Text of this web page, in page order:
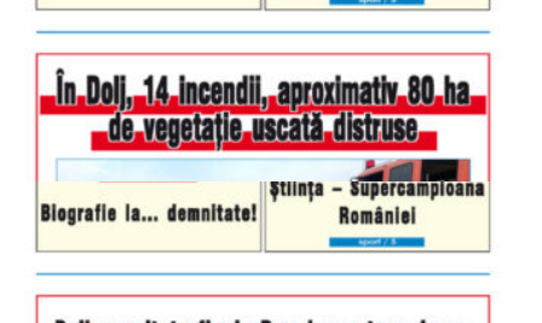
luni-vineri
9.00 - 17.00
duminică
9.00 - 12.00